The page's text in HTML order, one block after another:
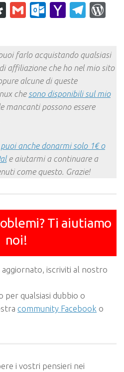
Diaspora
Gmail Yahoo
farlo acquistando qualsiasi
affiliazione che ho nel mio sito
alcune di queste
che sono disponibili sul mio
mancanti possono essere
puoi anche donarmi solo 1€ o
e aiutarmi a continuare a
come questo. Grazie!
Ti aiutiamo
noi!
aggiornato, iscriviti al nostro
per qualsiasi dubbio o
community Facebook o
i vostri pensieri nei